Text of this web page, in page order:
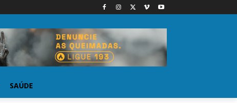
SAÚDE